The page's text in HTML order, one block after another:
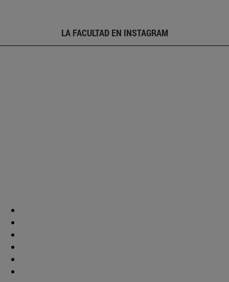
LA FACULTAD EN INSTAGRAM